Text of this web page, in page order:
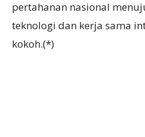
pertahanan nasional
teknologi dan kerja sama
kokoh.(*)